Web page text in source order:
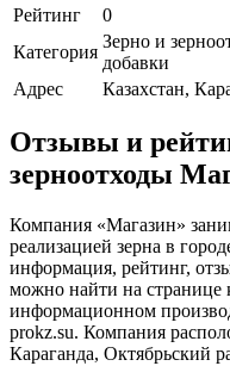
Рейтинг
0
Категория
Зерно и
добавки
Адрес
Казахстан,
Отзывы и
зерноотходы
Компания «Магазин»
реализацией зерна в
информация, рейтинг,
можно найти на странице
информационном
prokz.su. Компания
Караганда, Октябрьский